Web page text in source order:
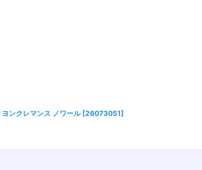
ンクレマンス ノワール [26073051]